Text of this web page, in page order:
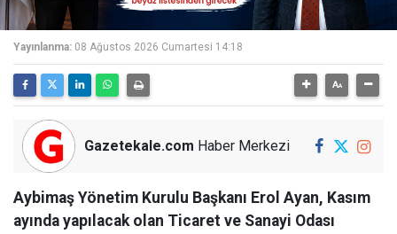
Yayınlanma: 08 Ağustos 2026 Cumartesi 14:18
Gazetekale.com Haber Merkezi
Aybimaş Yönetim Kurulu Başkanı Erol Ayan, Kasım
ayında yapılacak olan Ticaret ve Sanayi Odası